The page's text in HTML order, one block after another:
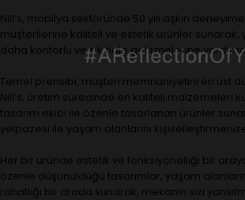
Nill’s, mobilya sektöründe 50 yılı aşkın
müşterilerine kaliteli ve estetik ürünler sunarak,
daha konforlu ve şık hale getirmelerine
Temel prensibi, müşteri memnuniyetini en üst
Nill’s, üretim sürecinde en kaliteli malzemeleri
tasarım ekibi ile özenle tasarlanan ürünler
yelpazesi ile yaşam alanlarını
Her bir üründe estetik ve fonksiyonelliği bir
özenle düşünüldüğü tasarımlar, yaşam
rahatlığı bir arada sunarak, mekanın sizi